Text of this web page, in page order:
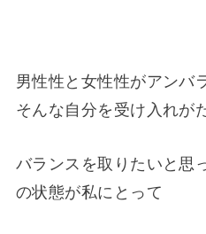
男性性と女性性がアンバ
そんな自分を受け入れが
バランスを取りたいと思
の状態が私にとって